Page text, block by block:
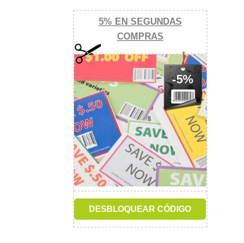
5% EN SEGUNDAS
COMPRAS
-5%